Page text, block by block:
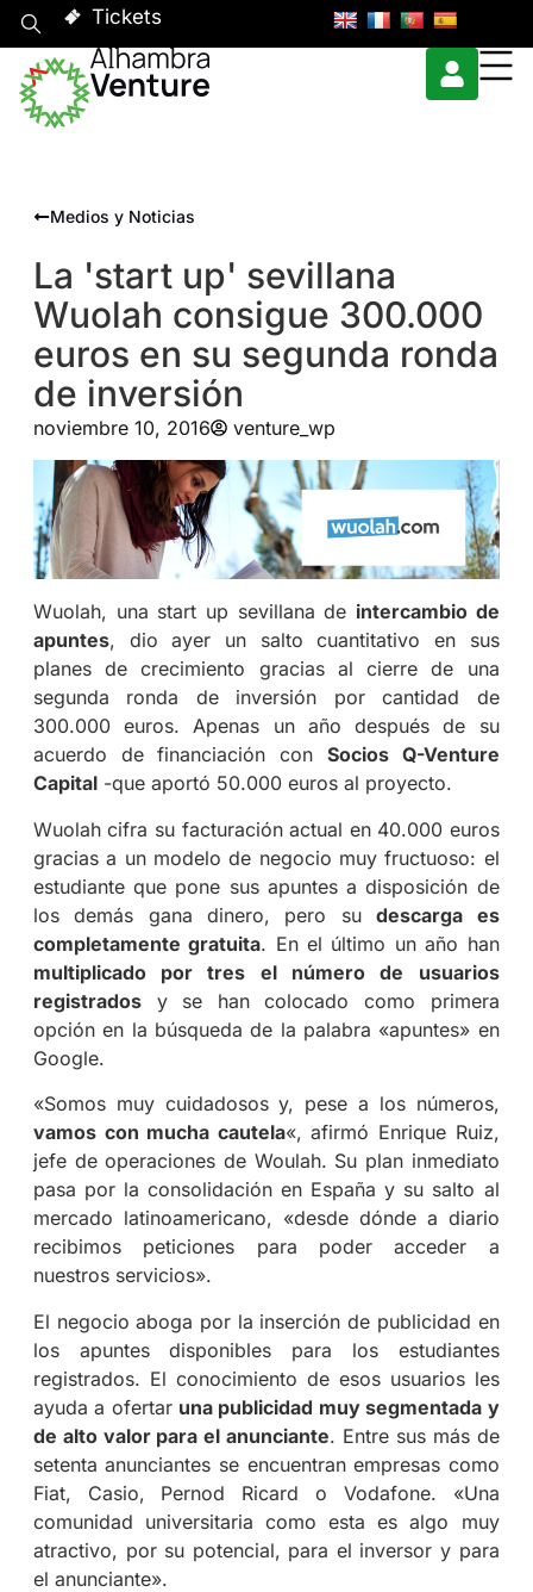
Tickets
Medios y Noticias
La 'start up' sevillana
Wuolah consigue 300.000
euros en su segunda ronda
de inversión
noviembre 10, 2016 venture_wp
Wuolah, una start up sevillana de intercambio de
apuntes, dio ayer un salto cuantitativo en sus
planes de crecimiento gracias al cierre de una
segunda ronda de inversión por cantidad de
300.000 euros. Apenas un año después de su
acuerdo de financiación con Socios Q-Venture
Capital-que aportó 50.000 euros al proyecto.
Wuolah cifra su facturación actual en 40.000 euros
gracias a un modelo de negocio muy fructuoso: el
estudiante que pone sus apuntes a disposición de
los demás gana dinero, pero sudescarga es
completamente gratuita. En el último un año han
multiplicado por tres el número de usuarios
registradosy se han colocado como primera
opción en la búsqueda de la palabra «apuntes» en
Google.
«Somos muy cuidadosos y, pese a los números,
vamos con mucha cautela«, afirmó Enrique Ruiz,
jefe de operaciones de Woulah. Su plan inmediato
pasa por la consolidación en España y su salto al
mercado latinoamericano, «desde dónde a diario
recibimos peticiones para poder acceder a
nuestros servicios».
El negocio aboga por la inserción de publicidad en
los apuntes disponibles para los estudiantes
registrados. El conocimiento de esos usuarios les
ayuda a ofertar una publicidad muy segmentada y
de alto valor para el anunciante. Entre sus más de
setenta anunciantes se encuentran empresas como
Fiat, Casio, Pernod Ricard o Vodafone. «Una
comunidad universitaria como esta es algo muy
atractivo, por su potencial, para el inversor y para
el anunciante».